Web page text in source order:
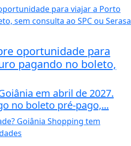
oportunidade para
pagando no boleto,
em abril de 2027.
no boleto pré-pago,...